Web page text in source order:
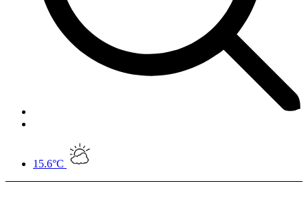
15.6°C